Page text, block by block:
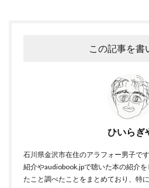
この記事を書
ひいらぎ
石川県金沢市在住のアラフォー男子で
紹介やaudiobook.jpで聴いた本の紹介
たこと調べたことをまとめており、特